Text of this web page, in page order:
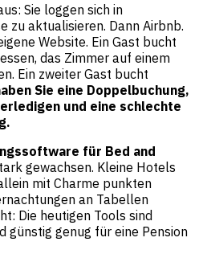
Sie loggen sich in
zu aktualisieren. Dann Airbnb.
Website. Ein Gast bucht
das Zimmer auf einem
Ein zweiter Gast bucht
Sie eine Doppelbuchung,
und eine schlechte
für Bed and
gewachsen. Kleine Hotels
mit Charme punkten
an Tabellen
Die heutigen Tools sind
günstig genug für eine Pension